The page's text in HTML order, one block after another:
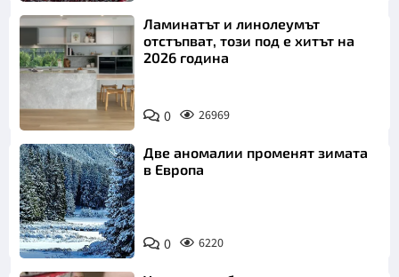
Ламинатът и линолеумът
отстъпват, този под е хитът на
2026 година
0 26969
Две аномалии променят зимата
в Европа
0 6220